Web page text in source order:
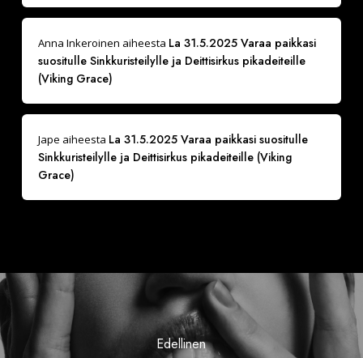
Anna Inkeroinen aiheesta La 31.5.2025 Varaa paikkasi
suositulle Sinkkuristeilylle ja Deittisirkus pikadeiteille
(Viking Grace)
Jape aiheesta La 31.5.2025 Varaa paikkasi suositulle
Sinkkuristeilylle ja Deittisirkus pikadeiteille (Viking
Grace)
Edellinen